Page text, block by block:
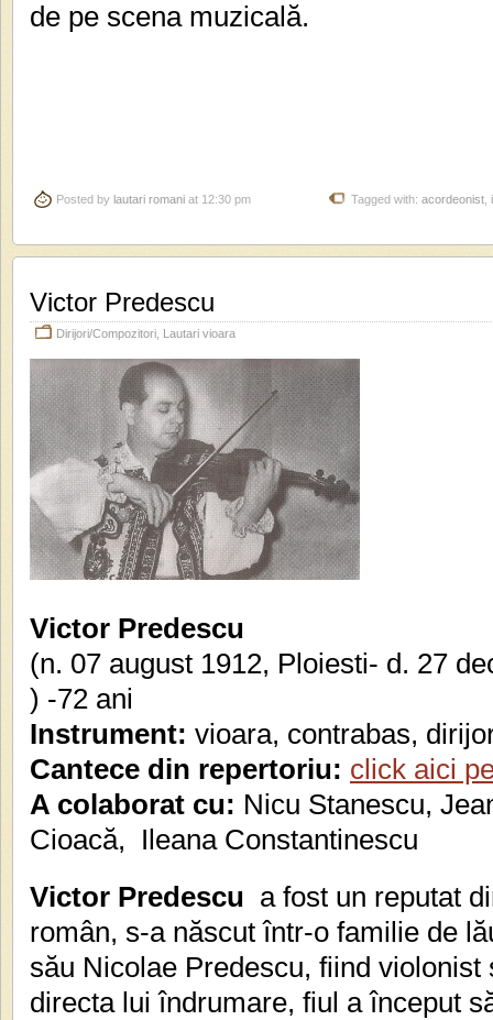
de pe scena muzicală.
Posted by lautari romani at 12:30 pm Tagged with: acordeonist
Victor Predescu
Dirijori/Compozitori Lautari vioara
Victor Predescu
(n. 07 august 1912, Ploiesti- d. 27
) -72 ani
Instrument: vioara, contrabas,
Cantece din repertoriu: click aici
A colaborat cu: Nicu Stanescu,
Cioacă, Ileana Constantinescu
Victor Predescu a fost un reputat
român, s-a născut într-o familie de
său Nicolae Predescu, fiind violonist
directa lui îndrumare, fiul a început